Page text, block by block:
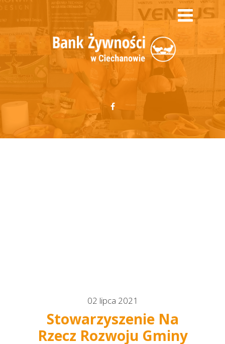
02 lipca 2021
Stowarzyszenie Na
Rzecz Rozwoju Gminy